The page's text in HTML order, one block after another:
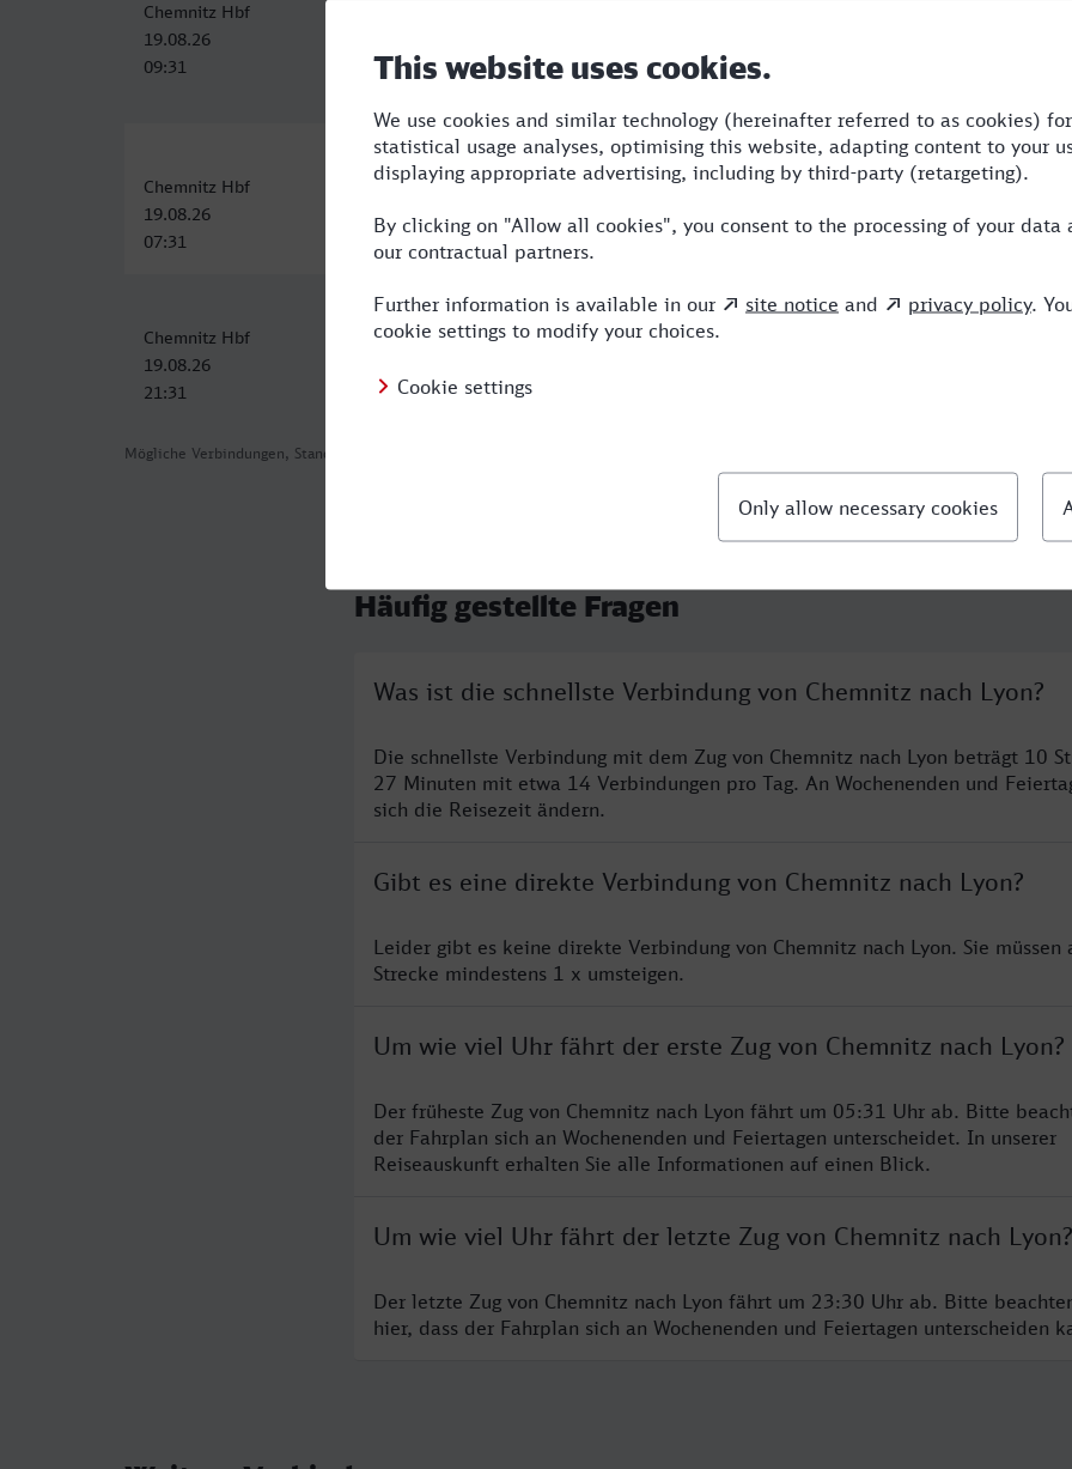
Mögliche Verbindungen, Stand: 2026-08-05 05:15
Chemnitz Hbf
19.08.26
09:31
19:58
Chemnitz Hbf
19.08.26
07:31
Lyon Part Dieu
19.08.26
19:54
12:23 3 TGV,ICE,MRB
Chemnitz Hbf
19.08.26
21:31
Lyon Part Dieu
11:56
14:25 6
Häufig gestellte Fragen
Was ist die schnellste Verbindung von Chemnitz nach Lyon?
Die schnellste Verbindung mit dem Zug von Chemnitz nach Lyon beträgt 10
27 Minuten mit etwa 14 Verbindungen pro Tag. An Wochenenden und
sich die Reisezeit ändern.
Gibt es eine direkte Verbindung von Chemnitz nach Lyon?
Leider gibt es keine direkte Verbindung von Chemnitz nach Lyon. Sie müssen
Strecke mindestens 1 x umsteigen.
Um wie viel Uhr fährt der erste Zug von Chemnitz nach Lyon?
Der früheste Zug von Chemnitz nach Lyon fährt um 05:31 Uhr ab. Bitte
der Fahrplan sich an Wochenenden und Feiertagen unterscheidet. In unserer
Reiseauskunft erhalten Sie alle Informationen auf einen Blick.
Um wie viel Uhr fährt der letzte Zug von Chemnitz nach Lyon?
Der letzte Zug von Chemnitz nach Lyon fährt um 23:30 Uhr ab. Bitte
hier, dass der Fahrplan sich an Wochenenden und Feiertagen unterscheiden